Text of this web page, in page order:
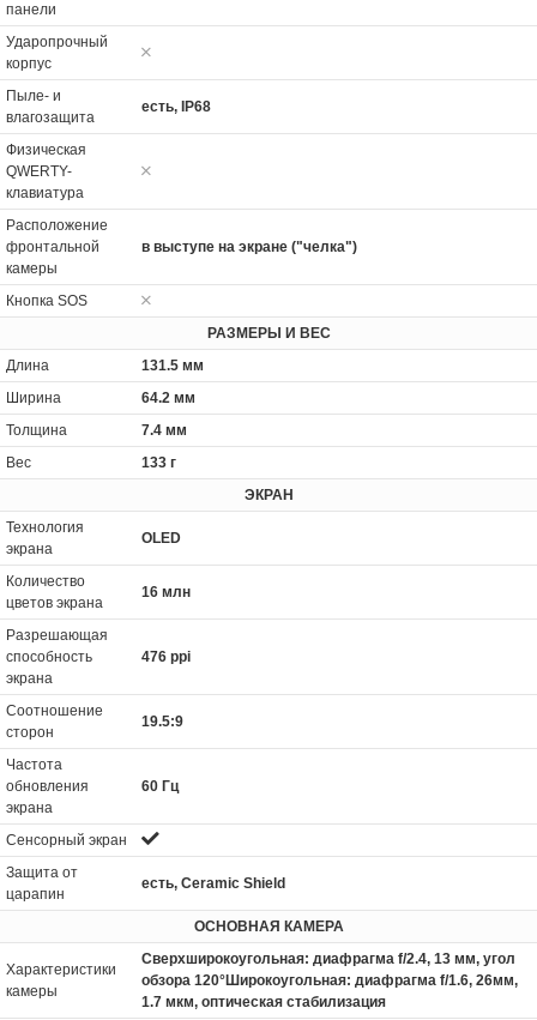
панели
Ударопрочный
корпус
Пыле- и
влагозащита
есть, IP68
Физическая
QWERTY-
клавиатура
Расположение
фронтальной
камеры
в выступе на экране ("челка")
Кнопка SOS
РАЗМЕРЫ И ВЕС
Длина
131.5 мм
Ширина
64.2 мм
Толщина
7.4 мм
Вес
133 г
ЭКРАН
Технология
экрана
OLED
Количество
цветов экрана
16 млн
Разрешающая
способность
экрана
476 ppi
Соотношение
сторон
19.5:9
Частота
обновления
экрана
60 Гц
Сенсорный экран
Защита от
царапин
есть, Ceramic Shield
ОСНОВНАЯ КАМЕРА
Характеристики
камеры
Сверхширокоугольная: диафрагма f/2.4, 13 мм, угол
обзора 120°Широкоугольная: диафрагма f/1.6, 26мм,
1.7 мкм, оптическая стабилизация